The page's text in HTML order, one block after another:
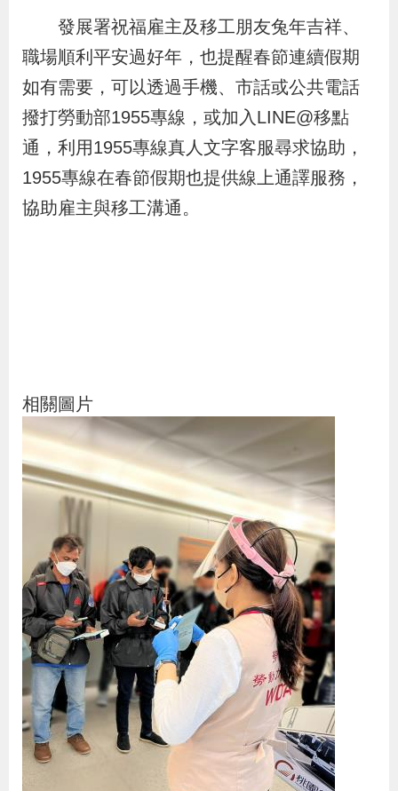
府
網
站
資
料
舉
貪
交
置
圖
發展署祝福雇主及移工朋友兔年吉祥、
職場順利平安過好年，也提醒春節連續假期
如有需要，可以透過手機、市話或公共電話
撥打勞動部1955專線，或加入LINE@移點
通，利用1955專線真人文字客服尋求協助，
1955專線在春節假期也提供線上通譯服務，
協助雇主與移工溝通。
相關圖片